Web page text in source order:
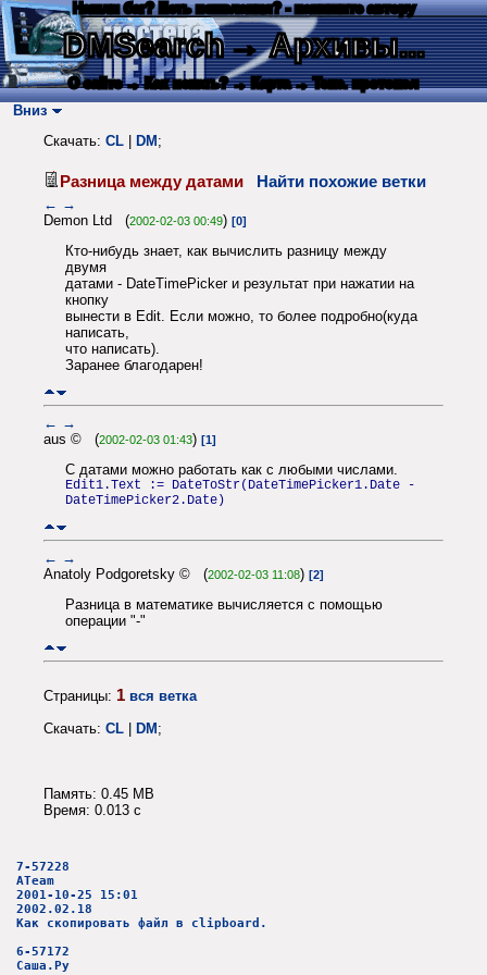
Нашли баг? Есть пожелания? - напишите автору
DMSearch→ Архивы...
О сайте → Как искать? → Карта → Текс. протокол
Вниз
Скачать: CL DM ;
Разница между датами Найти похожие ветки
← →
Demon Ltd (2002-02-03 00:49) [0]
Кто-нибудь знает, как вычислить разницу между
двумя
датами - DateTimePicker и результат при нажатии на
кнопку
вынести в Edit. Если можно, то более подробно(куда
написать,
что написать).
Заранее благодарен!
← →
aus © (2002-02-03 01:43) [1]
С датами можно работать как с любыми числами.
Edit1.Text := DateToStr(DateTimePicker1.Date -
DateTimePicker2.Date)
← →
Anatoly Podgoretsky © (2002-02-03 11:08) [2]
Разница в математике вычисляется с помощью
операции "-"
Страницы: 1 вся ветка
Скачать: CL | DM;
Память: 0.45 MB
Время: 0.013 c
7-57228
ATeam
2001-10-25 15:01
2002.02.18
Как скопировать файл в clipboard.
6-57172
Саша.Ру